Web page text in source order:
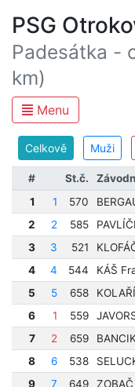
PSG
Padesátka -
km)
Menu
Celkově Muži
# St.č.
1
1 570
2
2 585
3
3 521
4
4 544 KÁŠ
5
5 658
6
1 559
7
2 659
8
6 538
9
7 649